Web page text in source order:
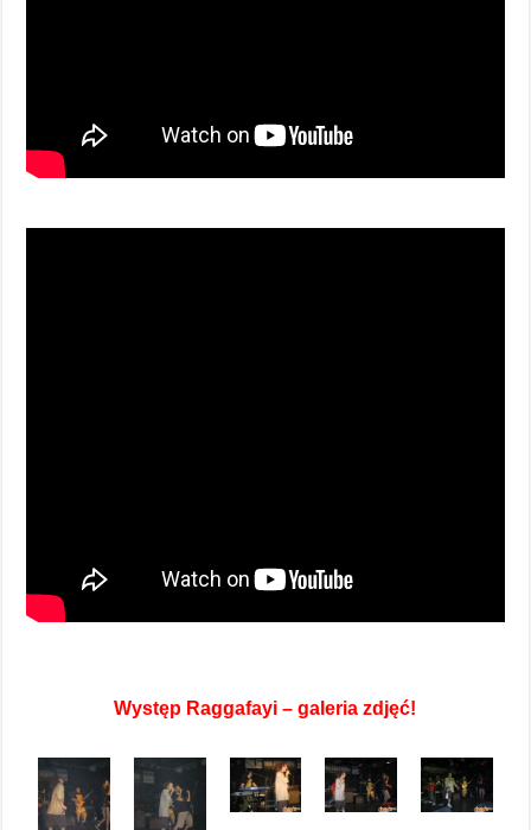
Występ Raggafayi – galeria zdjęć!